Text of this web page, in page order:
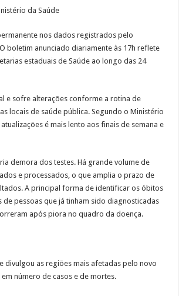
da Saúde
nos dados registrados pelo
boletim anunciado diariamente às 17h reflete
estaduais de Saúde ao longo das 24
e sofre alterações conforme a rotina de
locais de saúde pública. Segundo o Ministério
é mais lento aos finais de semana e
demora dos testes. Há grande volume de
e processados, o que amplia o prazo de
A principal forma de identificar os óbitos
de pessoas que já tinham sido diagnosticadas
após piora no quadro da doença.
divulgou as regiões mais afetadas pelo novo
número de casos e de mortes.